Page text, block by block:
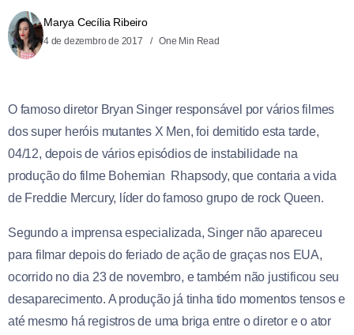
Marya Cecília Ribeiro
4 de dezembro de 2017 One Min Read
O famoso diretor Bryan Singer responsável por vários filmes
dos super heróis mutantes X Men, foi demitido esta tarde,
04/12, depois de vários episódios de instabilidade na
produção do filme Bohemian Rhapsody, que contaria a vida
de Freddie Mercury, líder do famoso grupo de rock Queen.
Segundo a imprensa especializada, Singer não apareceu
para filmar depois do feriado de ação de graças nos EUA,
ocorrido no dia 23 de novembro, e também não justificou seu
desaparecimento. A produção já tinha tido momentos tensos e
até mesmo há registros de uma briga entre o diretor e o ator